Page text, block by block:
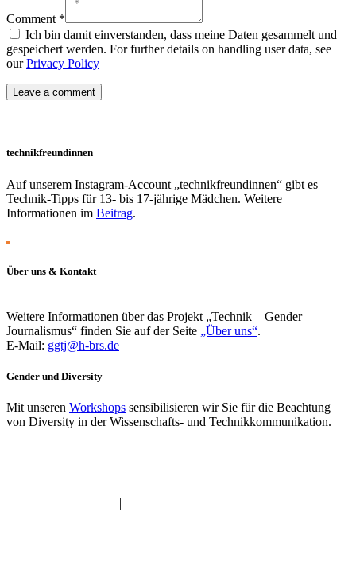
Comment *
Ich bin damit einverstanden, dass meine Daten gesammelt und
gespeichert werden. For further details on handling user data, see
ourPrivacy Policy
technikfreundinnen
Auf unserem Instagram-Account „technikfreundinnen“ gibt es
Technik-Tipps für 13- bis 17-jährige Mädchen. Weitere
Informationen im Beitrag.
Über uns & Kontakt
Weitere Informationen über das Projekt „Technik – Gender –
Journalismus“ finden Sie auf der Seite „Über uns“.
E-Mail: ggtj@h-brs.de
Gender und Diversity
Mit unseren Workshops sensibilisieren wir Sie für die Beachtung
von Diversity in der Wissenschafts- und Technikkommunikation.
|